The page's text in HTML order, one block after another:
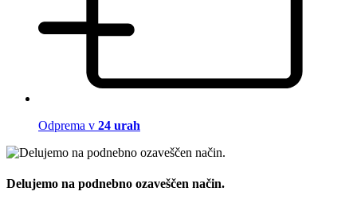
Odprema v 24 urah
Delujemo na podnebno ozaveščen način.